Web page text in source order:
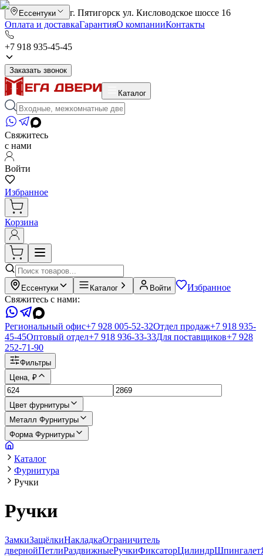
Ессентуки
г. Пятигорск ул. Кисловодское шоссе 16
Оплата и доставкаГарантияО компанииКонтакты
+7 918 935-45-45
Заказать звонок
Каталог
Свяжитесь
с нами
Войти
Избранное
Корзина
Ессентуки Каталог Войти
Избранное
Свяжитесь с нами:
Региональный офис+7 928 005-52-32Отдел продаж+7 918 935-
45-45Оптовый отдел+7 918 936-33-33Для поставщиков+7 928
252-71-90
Фильтры
Цена, ₽
Цвет фурнитуры
Металл Фурнитуры
Форма Фурнитуры
Каталог
Фурнитура
Ручки
Ручки
ЗамкиЗащёлкиНакладкаОграничитель
двернойПетлиРаздвижныеРучкиФиксаторЦилиндрШпингалет